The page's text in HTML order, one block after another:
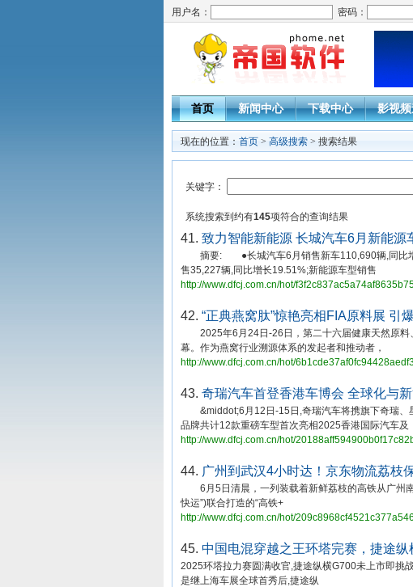
用户名： 密码：
首页 新闻中心 下载中心 影视
现在的位置： 首页 > 高级搜索 > 搜索结果
关键字：
系统搜索到约有145项符合的查询结果
41. 致力智能新能源 长城汽车6月新能
摘要: ●长城汽车6月销售新车110,690辆,同比增
售35,227辆,同比增长19.51%;新能源车型销售
http://www.dfcj.com.cn/hot/
42. “正典燕窝肽”惊艳亮相FIA原料展 引
2025年6月24日-26日，第二十六届健康天然原料
幕。作为燕窝行业溯源体系的发起者和推动者，
http://www.dfcj.com.cn/hot/
43. 奇瑞汽车首登香港车博会 全球化与
&middot;6月12日-15日,奇瑞汽车将携旗下奇瑞、
品牌共计12款重磅车型首次亮相2025香港国际汽车及
http://www.dfcj.com.cn/hot/
44. 广州到武汉4小时达！京东物流荔枝
6月5日清晨，一列装载着新鲜荔枝的高铁从广州南
快运”)联合打造的“高铁+
http://www.dfcj.com.cn/hot/
45. 中国电混穿越之王环塔完赛，捷途
2025环塔拉力赛圆满收官,捷途纵横G700未上市即挑
是继上海车展全球首秀后,捷途纵